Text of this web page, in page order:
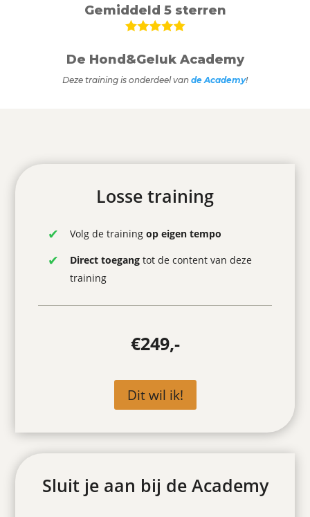
Gemiddeld 5 sterren
De Hond&Geluk Academy
Deze training is onderdeel van de Academy!
Losse training
Volg de trainingop eigen tempo
Direct toegang tot de content van deze
training
€249,-
Dit wil ik!
Sluit je aan bij de Academy